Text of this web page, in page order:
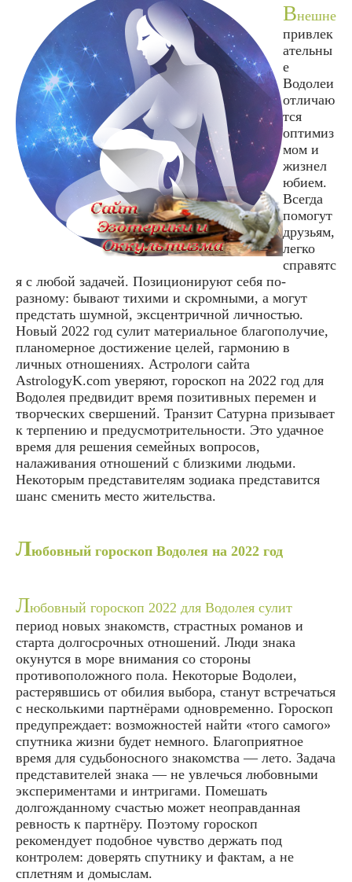
Внешне
привлек
ательны
е
Водолеи
отличаю
тся
оптимиз
мом и
жизнел
юбием.
Всегда
помогут
друзьям,
легко
справятс
я с любой задачей. Позиционируют себя по-
разному: бывают тихими и скромными, а могут
предстать шумной, эксцентричной личностью.
Новый 2022 год сулит материальное благополучие,
планомерное достижение целей, гармонию в
личных отношениях. Астрологи сайта
AstrologyK.com уверяют, гороскоп на 2022 год для
Водолея предвидит время позитивных перемен и
творческих свершений. Транзит Сатурна призывает
к терпению и предусмотрительности. Это удачное
время для решения семейных вопросов,
налаживания отношений с близкими людьми.
Некоторым представителям зодиака представится
шанс сменить место жительства.
Любовный гороскоп Водолея на 2022 год
Любовный гороскоп 2022 для Водолея сулит
период новых знакомств, страстных романов и
старта долгосрочных отношений. Люди знака
окунутся в море внимания со стороны
противоположного пола. Некоторые Водолеи,
растерявшись от обилия выбора, станут встречаться
с несколькими партнёрами одновременно. Гороскоп
предупреждает: возможностей найти «того самого»
спутника жизни будет немного. Благоприятное
время для судьбоносного знакомства — лето. Задача
представителей знака — не увлечься любовными
экспериментами и интригами. Помешать
долгожданному счастью может неоправданная
ревность к партнёру. Поэтому гороскоп
рекомендует подобное чувство держать под
контролем: доверять спутнику и фактам, а не
сплетням и домыслам.